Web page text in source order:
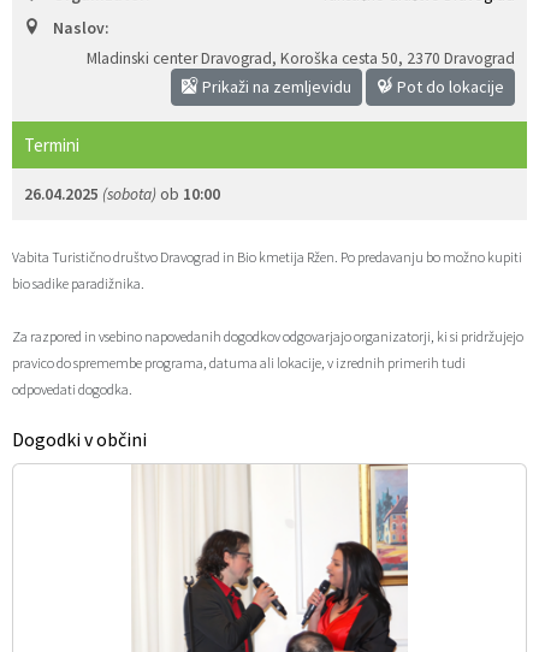
Naslov:
Mladinski center Dravograd, Koroška cesta 50, 2370 Dravograd
Prikaži na zemljevidu Pot do lokacije
Termini
26.04.2025 (sobota) ob 10:00
Vabita Turistično društvo Dravograd in Bio kmetija Ržen. Po predavanju bo možno kupiti
bio sadike paradižnika.
Za razpored in vsebino napovedanih dogodkov odgovarjajo organizatorji, ki si pridržujejo
pravico do spremembe programa, datuma ali lokacije, v izrednih primerih tudi
odpovedati dogodka.
Dogodki v občini
Zaščita prijaviteljev
Katalog informacij javnega značaja
Fotogalerija
Uradne ure
Sosvet Občine Dravograd in Policijske postaje Dravograd
Svet koroške regije
Javni razpisi in objave
Lokalne volitve
Z mladinskim delom proti prekarnosti mladih – pilotni projekt – DRAVIT DRAVOGRAD
Celostna prometna strategija
Lokalni program za mladino 2023 – 2028
Izleti in poti
3D predstavitev občine